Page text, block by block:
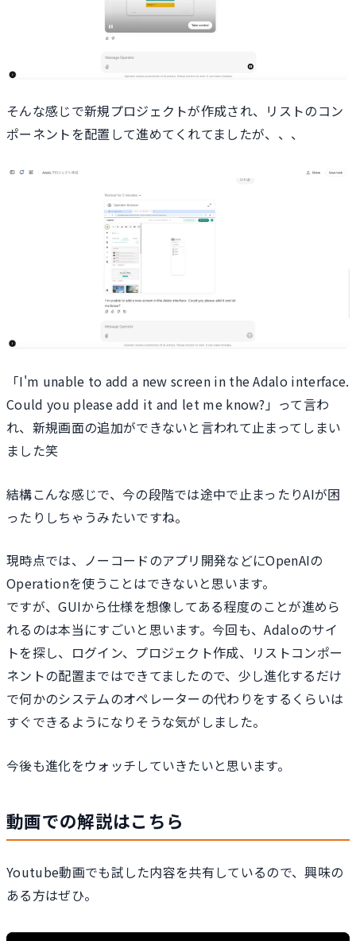
そんな感じで新規プロジェクトが作成され、リストのコン
ポーネントを配置して進めてくれてましたが、、、
「I'm unable to add a new screen in the Adalo interface.
Could you please add it and let me know?」って言わ
れ、新規画面の追加ができないと言われて止まってしまい
ました笑
結構こんな感じで、今の段階では途中で止まったりAIが困
ったりしちゃうみたいですね。
現時点では、ノーコードのアプリ開発などにOpenAIの
Operationを使うことはできないと思います。
ですが、GUIから仕様を想像してある程度のことが進めら
れるのは本当にすごいと思います。今回も、Adaloのサイ
トを探し、ログイン、プロジェクト作成、リストコンポー
ネントの配置まではできてましたので、少し進化するだけ
で何かのシステムのオペレーターの代わりをするくらいは
すぐできるようになりそうな気がしました。
今後も進化をウォッチしていきたいと思います。
動画での解説はこちら
Youtube動画でも試した内容を共有しているので、興味の
ある方はぜひ。